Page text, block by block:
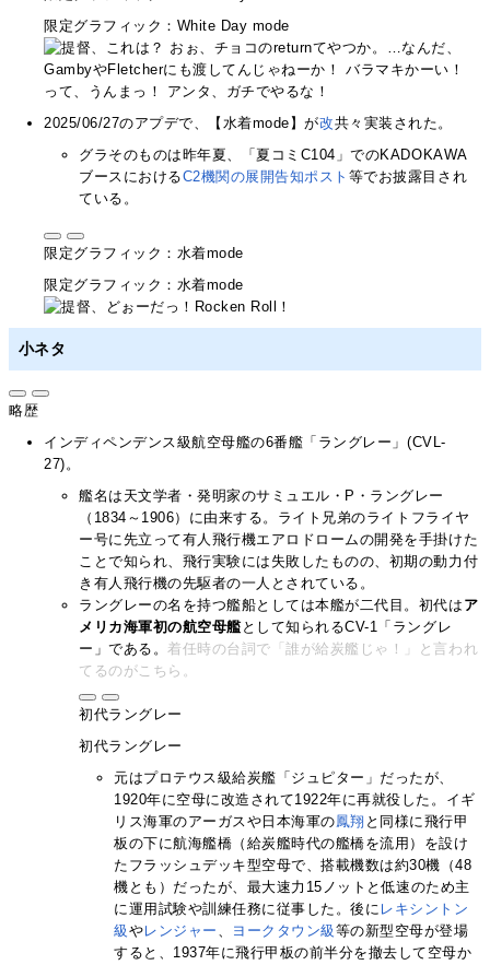
限定グラフィック：White Day mode
2025/06/27のアプデで、【水着mode】が改共々実装された。
グラそのものは昨年夏、「夏コミC104」でのKADOKAWA
ブースにおけるC2機関の展開告知ポスト 等でお披露目され
ている。
限定グラフィック：水着mode
限定グラフィック：水着mode
小ネタ
略歴
インディペンデンス級航空母艦の6番艦「ラングレー」(CVL-
27)。
艦名は天文学者・発明家のサミュエル・P・ラングレー
（1834～1906）に由来する。ライト兄弟のライトフライヤ
ー号に先立って有人飛行機エアロドロームの開発を手掛けた
ことで知られ、飛行実験には失敗したものの、初期の動力付
き有人飛行機の先駆者の一人とされている。
ラングレーの名を持つ艦船としては本艦が二代目。初代は ア
メリカ海軍初の航空母艦として知られるCV-1「ラングレ
ー」である。着任時の台詞で「誰が給炭艦じゃ！」と言われ
てるのがこちら。
初代ラングレー
初代ラングレー
元はプロテウス級給炭艦「ジュピター」だったが、
1920年に空母に改造されて1922年に再就役した。イギ
リス海軍のアーガスや日本海軍の鳳翔 と同様に飛行甲
板の下に航海艦橋（給炭艦時代の艦橋を流用）を設け
たフラッシュデッキ型空母で、搭載機数は約30機（48
機とも）だったが、最大速力15ノットと低速のため主
に運用試験や訓練任務に従事した。後に レキシントン
級 やレンジャー 、 ヨークタウン級 等の新型空母が登場
すると、1937年に飛行甲板の前半分を撤去して空母か